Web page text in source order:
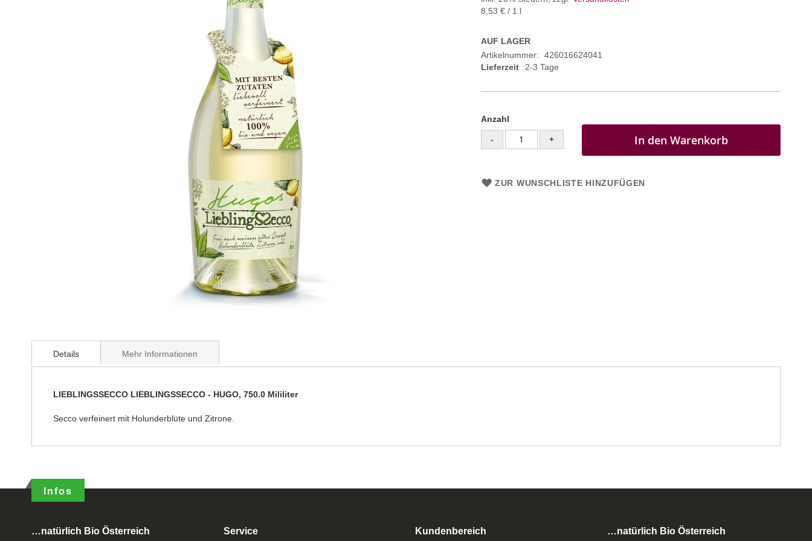
8,53 € / 1 l
AUF LAGER
Artikelnummer
426016624041
Lieferzeit
2-3 Tage
Anzahl
- + In den Warenkorb
ZUR WUNSCHLISTE HINZUFÜGEN
Details
LIEBLINGSSECCO LIEBLINGSSECCO - HUGO, 750.0 Mililiter
Secco verfeinert mit Holunderblüte und Zitrone.
Mehr Informationen
Infos
…natürlich Bio Österreich Service Kundenbereich …natürlich Bio Österreich